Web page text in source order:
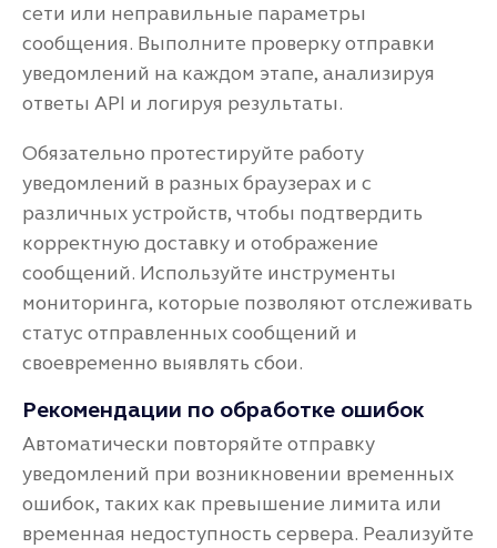
сети или неправильные параметры
сообщения. Выполните проверку отправки
уведомлений на каждом этапе, анализируя
ответы API и логируя результаты.
Обязательно протестируйте работу
уведомлений в разных браузерах и с
различных устройств, чтобы подтвердить
корректную доставку и отображение
сообщений. Используйте инструменты
мониторинга, которые позволяют отслеживать
статус отправленных сообщений и
своевременно выявлять сбои.
Рекомендации по обработке ошибок
Автоматически повторяйте отправку
уведомлений при возникновении временных
ошибок, таких как превышение лимита или
временная недоступность сервера. Реализуйте